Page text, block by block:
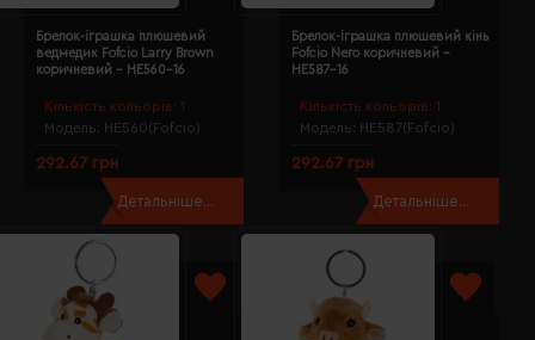
Кількість кольорів: 1
Модель: HE560(Fofcio)
Брелок-іграшка плюшевий
ведмедик Fofcio Larry Brown
коричневий - HE560-16
292.67 грн
Детальніше...
Кількість кольорів: 1
Модель: HE587(Fofcio)
Брелок-іграшка плюшевий кінь
Fofcio Nero коричневий -
HE587-16
292.67 грн
Детальніше...